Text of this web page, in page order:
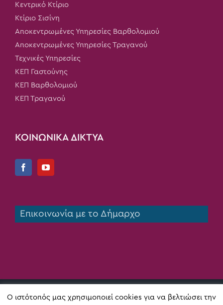
Κεντρικό Κτίριο
Κτίριο Σισίνη
Αποκεντρωμένες Υπηρεσίες Βαρθολομιού
Αποκεντρωμένες Υπηρεσίες Τραγανού
Τεχνικές Υπηρεσίες
ΚΕΠ Γαστούνης
ΚΕΠ Βαρθολομιού
ΚΕΠ Τραγανού
ΚΟΙΝΩΝΙΚΑ ΔΙΚΤΥΑ
Επικοινωνία με το Δήμαρχο
Copyright 2020 Δήμος Πηνειού | All Rights Reserved |
Ο ιστότοπός μας χρησιμοποιεί cookies για να βελτιώσει την